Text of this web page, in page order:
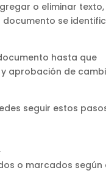
o eliminar texto,
se
hasta que
aprobación de
seguir estos
o marcados según